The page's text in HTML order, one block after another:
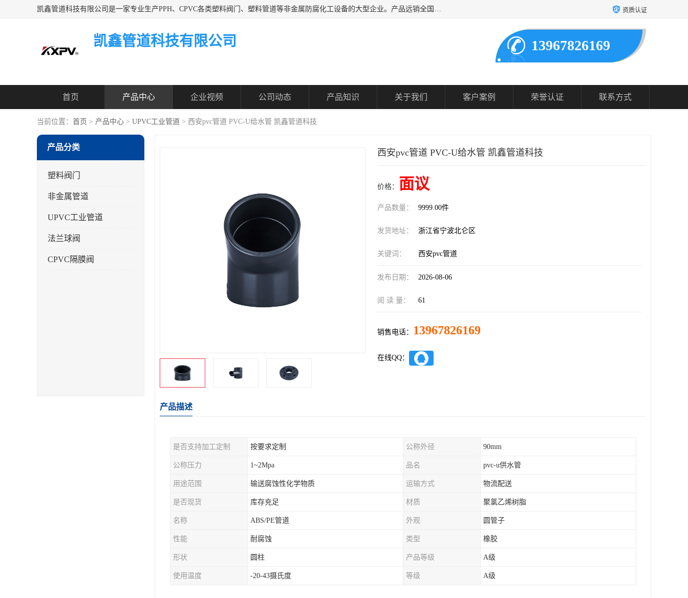
凯鑫管道科技有限公司是一家专业生产PPH、CPVC各类塑料阀门、塑料管道等非金属防腐化工设备的大型企业。产品远销全国三十一个省、市、自治区,广泛应用于化工、石油、氯碱、染料、制药、农药等行业，深受广大用户欢迎，是目前国内生产化工泵、阀门规模较大的生产基地之一。 资质认证
凯鑫管道科技有限公司 13967826169
首页 产品中心 企业视频 公司动态 产品知识 关于我们 客户案例 荣誉认证 联系方式
当前位置： 首页 > 产品中心 > UPVC工业管道 > 西安pvc管道 PVC-U给水管 凯鑫管道科技
产品分类
塑料阀门
非金属管道
UPVC工业管道
法兰球阀
CPVC隔膜阀
西安pvc管道 PVC-U给水管 凯鑫管道科技
价格： 面议
产品数量： 9999.00件
发货地址： 浙江省宁波北仑区
关键词： 西安pvc管道
发布日期： 2026-08-06
阅 读 量： 61
销售电话： 13967826169
在线QQ：
产品描述
是否支持加工定制 按要求定制 公称外径 90mm
公称压力 1~2Mpa 品名 pvc-u供水管
用途范围 输送腐蚀性化学物质 运输方式 物流配送
是否现货 库存充足 材质 聚氯乙烯树脂
名称 ABS/PE管道 外观 圆管子
性能 耐腐蚀 类型 橡胶
形状 圆柱 产品等级 A级
使用温度 -20-43摄氏度 等级 A级